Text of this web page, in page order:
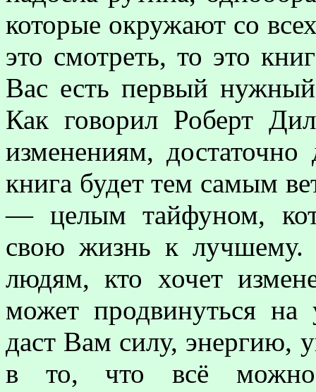
которые окружают со
это смотреть, то это
Вас есть первый
Как говорил Роберт
изменениям,
книга будет тем самым
— целым тайфуном,
свою жизнь к лучшему.
людям, кто хочет
может продвинуться
даст Вам силу, энергию,
в то, что всё можно